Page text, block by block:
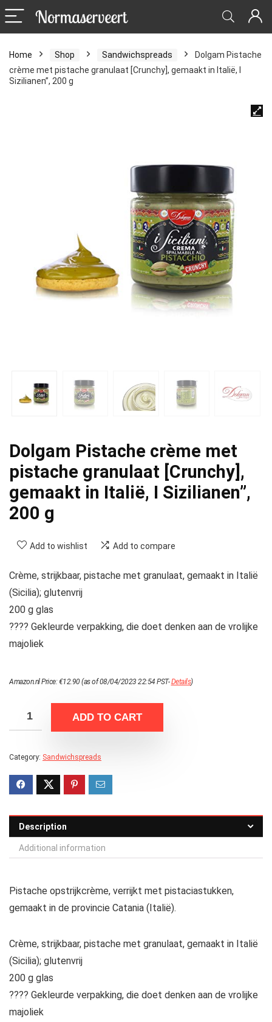
Home Shop Sandwichspreads
Dolgam Pistache
crème met pistache granulaat [Crunchy], gemaakt in Italië, I
Sizilianen”, 200 g
Dolgam Pistache crème met
pistache granulaat [Crunchy],
gemaakt in Italië, I Sizilianen”,
200 g
Add to wishlist Add to compare
Crème, strijkbaar, pistache met granulaat, gemaakt in Italië
(Sicilia); glutenvrij
200 g glas
???? Gekleurde verpakking, die doet denken aan de vrolijke
majoliek
Amazon.nl Price:€12.90(as of 08/04/2023 22:54 PST-Details)
ADD TO CART
Category: Sandwichspreads
Description
Additional information
Pistache opstrijkcrème, verrijkt met pistaciastukken,
gemaakt in de provincie Catania (Italië).
Crème, strijkbaar, pistache met granulaat, gemaakt in Italië
(Sicilia); glutenvrij
200 g glas
???? Gekleurde verpakking, die doet denken aan de vrolijke
majoliek